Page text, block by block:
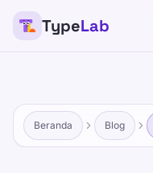
TypeLab
Beranda Blog